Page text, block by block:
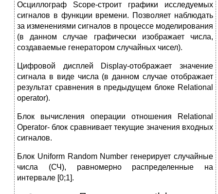
Осциллограф Scope-строит графики исследуемых
сигналов в функции времени. Позволяет наблюдать
за изменениями сигналов в процессе моделирования
(в данном случае графически изображает числа,
создаваемые генератором случайных чисел).
Цифровой дисплей Display-отображает значение
сигнала в виде числа (в данном случае отображает
результат сравнения в предыдущем блоке Relational
operator).
Блок вычисления операции отношения Relational
Operator- блок сравнивает текущие значения входных
сигналов.
Блок Uniform Random Number генерирует случайные
числа (СЧ), равномерно распределенные на
интервале [0;1].